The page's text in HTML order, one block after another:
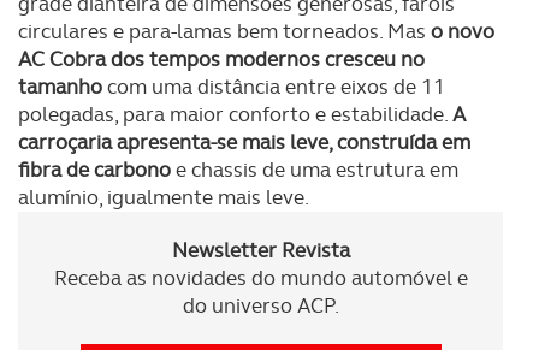
circulares e para-lamas bem torneados. Mas o novo
AC Cobra dos tempos modernos cresceu no
tamanhocom uma distância entre eixos de 11
polegadas, para maior conforto e estabilidade.A
carroçaria apresenta-se mais leve, construída em
fibra de carbonoe chassis de uma estrutura em
alumínio, igualmente mais leve.
Newsletter Revista
Receba as novidades do mundo automóvel e
do universo ACP.